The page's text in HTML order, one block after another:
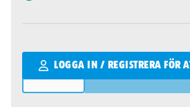
LOGGA IN / REGISTRERA FÖR
Qantity